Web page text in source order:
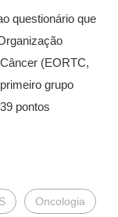
questionário que
(EORTC,
grupo
pontos
Oncologia